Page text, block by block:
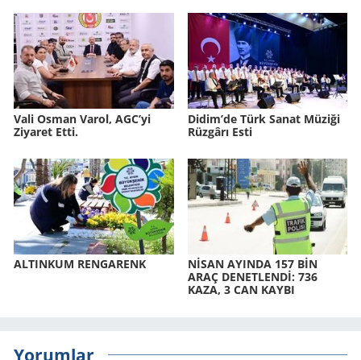
Vali Osman Varol, AGC’yi
Ziyaret Etti.
Didim’de Türk Sanat Mü­zi­ği
Rüz­gâ­rı Esti
AL­TIN­KUM REN­GA­RENK
NİSAN AYIN­DA 157 BİN
ARAÇ DE­NET­LENDİ: 736
KAZA, 3 CAN KAYBI
Yorumlar